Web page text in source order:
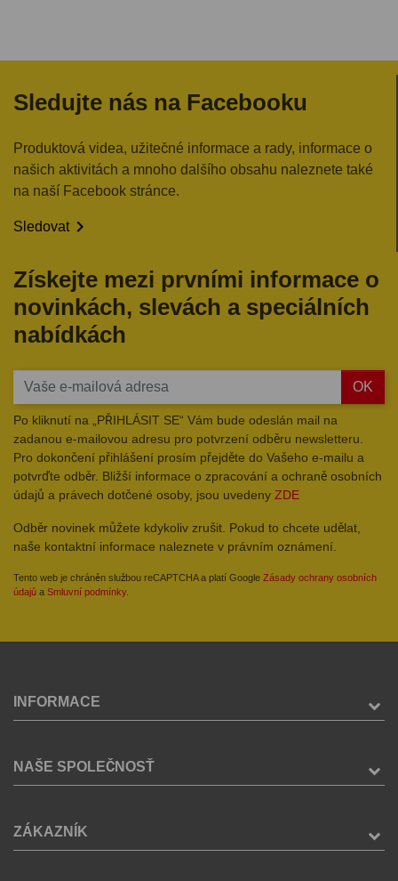
Sledujte nás na Facebooku
Produktová videa, užitečné informace a rady, informace o
našich aktivitách a mnoho dalšího obsahu naleznete také
na naší Facebook stránce.
Sledovat
Získejte mezi prvními informace o
novinkách, slevách a speciálních
nabídkách
OK
Po kliknutí na „PŘIHLÁSIT SE“ Vám bude odeslán mail na
zadanou e-mailovou adresu pro potvrzení odběru newsletteru.
Pro dokončení přihlášení prosím přejděte do Vašeho e-mailu a
potvrďte odběr. Bližší informace o zpracování a ochraně osobních
údajů a právech dotčené osoby, jsou uvedeny ZDE
Odběr novinek můžete kdykoliv zrušit. Pokud to chcete udělat,
naše kontaktní informace naleznete v právním oznámení.
Tento web je chráněn službou reCAPTCHA a platí Google Zásady ochrany osobních
údajů a Smluvní podmínky.
INFORMACE
NAŠE SPOLEČNOSŤ
ZÁKAZNÍK